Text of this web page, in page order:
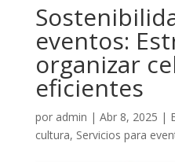
eventos:
organizar
eficientes
por admin | Abr 8, 2025 |
cultura, Servicios para